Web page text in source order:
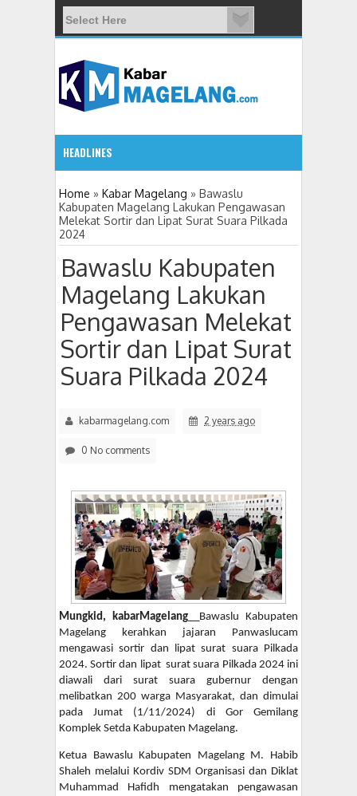
HEADLINES
08:37 AM
Cegah Stunting, Kader IMP Kota Magelang Aktif Edukasi
Home » Kabar Magelang » Bawaslu
Kabupaten Magelang Lakukan Pengawasan
Melekat Sortir dan Lipat Surat Suara Pilkada
2024
Bawaslu Kabupaten
Magelang Lakukan
Pengawasan Melekat
Sortir dan Lipat Surat
Suara Pilkada 2024
kabarmagelang.com 2 years ago
0 No comments
Mungkid, kabarMagelang __Bawaslu Kabupaten
Magelang kerahkan jajaran Panwaslucam
mengawasi sortir dan lipat surat suara Pilkada
2024. Sortir dan lipat surat suara Pilkada 2024 ini
diawali dari surat suara gubernur dengan
melibatkan 200 warga Masyarakat, dan dimulai
pada Jumat (1/11/2024) di Gor Gemilang
Komplek Setda Kabupaten Magelang.
Ketua Bawaslu Kabupaten Magelang M. Habib
Shaleh melalui Kordiv SDM Organisasi dan Diklat
Muhammad Hafidh mengatakan pengawasan